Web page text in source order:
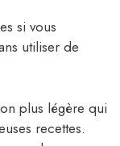
si vous
utiliser de
plus légère qui
recettes.